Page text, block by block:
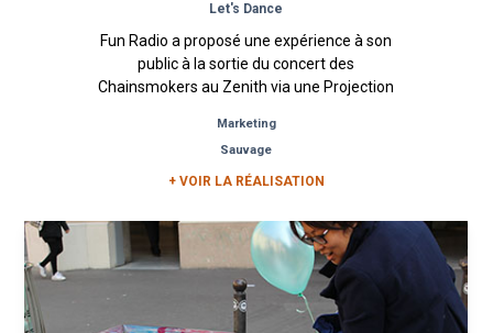
Let's Dance
Fun Radio a proposé une expérience à son
public à la sortie du concert des
Chainsmokers au Zenith via une Projection
Marketing
Sauvage
+ VOIR LA RÉALISATION